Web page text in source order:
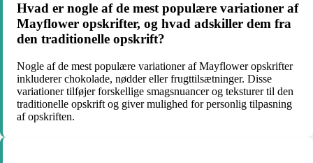
Hvad er nogle af de mest populære variationer af
Mayflower opskrifter, og hvad adskiller dem fra
den traditionelle opskrift?
Nogle af de mest populære variationer af Mayflower opskrifter
inkluderer chokolade, nødder eller frugttilsætninger. Disse
variationer tilføjer forskellige smagsnuancer og teksturer til den
traditionelle opskrift og giver mulighed for personlig tilpasning
af opskriften.